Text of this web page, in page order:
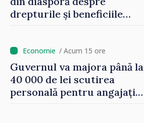
drepturile și beneficiile
/ Acum 15 ore
Guvernul va majora până la
40 000 de lei scutirea
personală pentru angajați.